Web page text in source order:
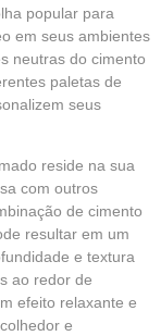
popular para
em seus ambientes
neutras do cimento
paletas de
seus
reside na sua
com outros
de cimento
resultar em um
e textura
ao redor de
efeito relaxante e
e